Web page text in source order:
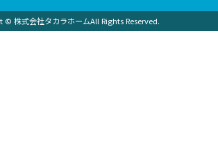
© 株式会社タカラホームAll Rights Reserved.